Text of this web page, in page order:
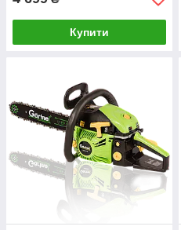
Купити